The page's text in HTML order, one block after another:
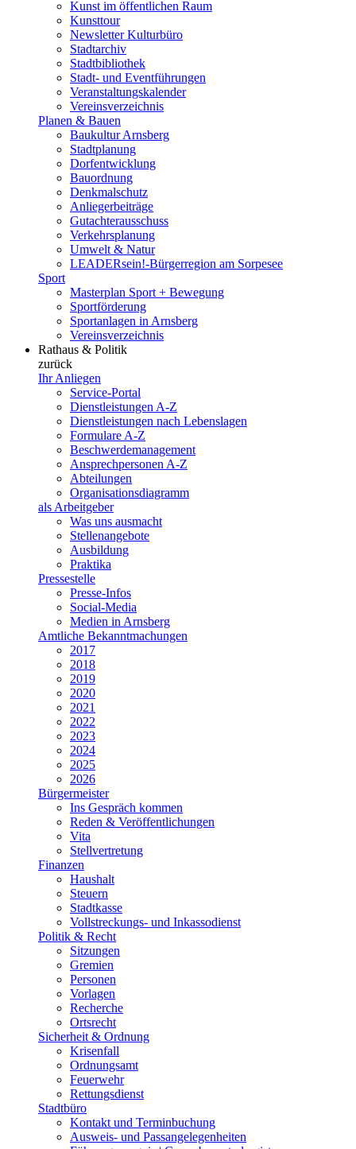
Kunst im öffentlichen Raum
Kunsttour
Newsletter Kulturbüro
Stadtarchiv
Stadtbibliothek
Stadt- und Eventführungen
Veranstaltungskalender
Vereinsverzeichnis
Planen & Bauen
Baukultur Arnsberg
Stadtplanung
Dorfentwicklung
Bauordnung
Denkmalschutz
Anliegerbeiträge
Gutachterausschuss
Verkehrsplanung
Umwelt & Natur
LEADERsein!-Bürgerregion am Sorpesee
Sport
Masterplan Sport + Bewegung
Sportförderung
Sportanlagen in Arnsberg
Vereinsverzeichnis
Rathaus & Politik
zurück
Ihr Anliegen
Service-Portal
Dienstleistungen A-Z
Dienstleistungen nach Lebenslagen
Formulare A-Z
Beschwerdemanagement
Ansprechpersonen A-Z
Abteilungen
Organisationsdiagramm
als Arbeitgeber
Was uns ausmacht
Stellenangebote
Ausbildung
Praktika
Pressestelle
Presse-Infos
Social-Media
Medien in Arnsberg
Amtliche Bekanntmachungen
2017
2018
2019
2020
2021
2022
2023
2024
2025
2026
Bürgermeister
Ins Gespräch kommen
Reden & Veröffentlichungen
Vita
Stellvertretung
Finanzen
Haushalt
Steuern
Stadtkasse
Vollstreckungs- und Inkassodienst
Politik & Recht
Sitzungen
Gremien
Personen
Vorlagen
Recherche
Ortsrecht
Sicherheit & Ordnung
Krisenfall
Ordnungsamt
Feuerwehr
Rettungsdienst
Stadtbüro
Kontakt und Terminbuchung
Ausweis- und Passangelegenheiten